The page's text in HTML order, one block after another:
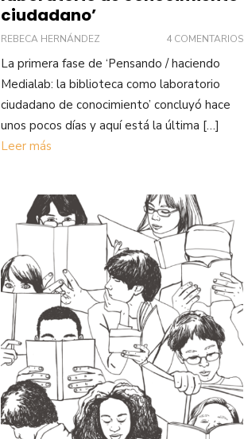
ciudadano’
REBECA HERNÁNDEZ 4 COMENTARIOS
La primera fase de ‘Pensando / haciendo
Medialab: la biblioteca como laboratorio
ciudadano de conocimiento’ concluyó hace
unos pocos días y aquí está la última […]
Leer más